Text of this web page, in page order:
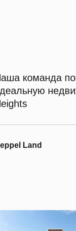
команда
Land